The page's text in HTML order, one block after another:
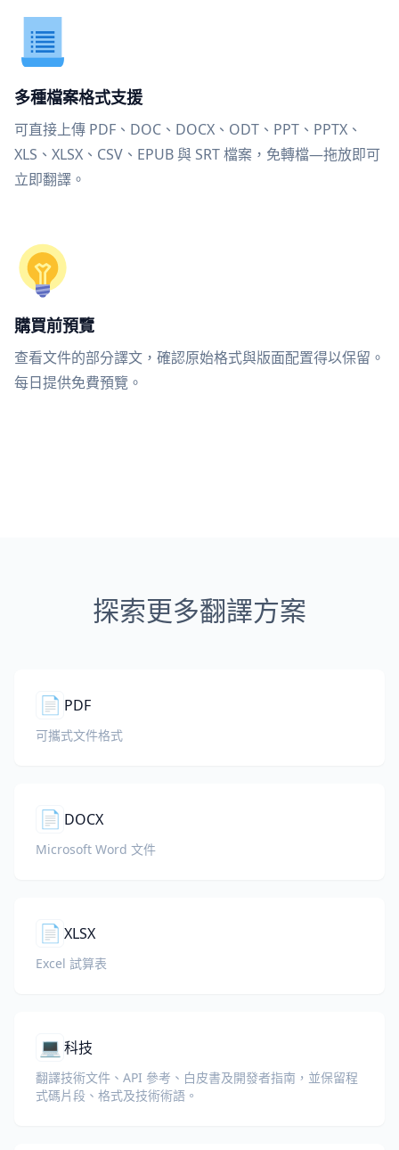
多種檔案格式支援
可直接上傳 PDF、DOC、DOCX、ODT、PPT、PPTX、
XLS、XLSX、CSV、EPUB 與 SRT 檔案，免轉檔—拖放即可
立即翻譯。
購買前預覽
查看文件的部分譯文，確認原始格式與版面配置得以保留。
每日提供免費預覽。
探索更多翻譯方案
📄 PDF
可攜式文件格式
📄 DOCX
Microsoft Word 文件
📄 XLSX
Excel 試算表
💻 科技
翻譯技術文件、API 參考、白皮書及開發者指南，並保留程
式碼片段、格式及技術術語。